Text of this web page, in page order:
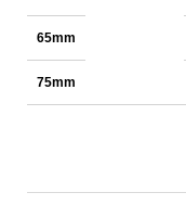
65mm
75mm